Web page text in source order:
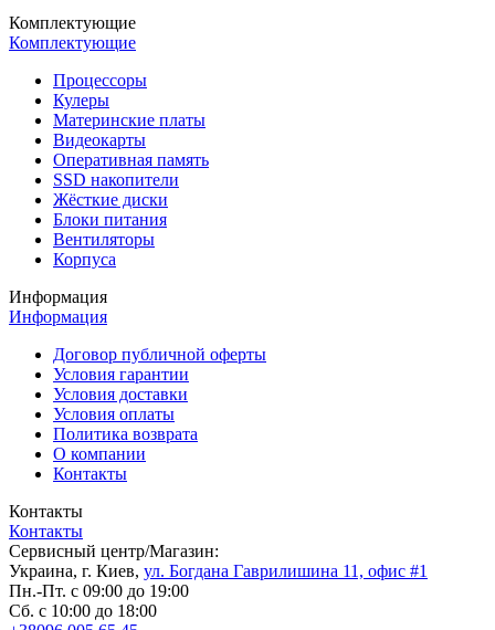
Комплектующие
Комплектующие
Процессоры
Кулеры
Материнские платы
Видеокарты
Оперативная память
SSD накопители
Жёсткие диски
Блоки питания
Вентиляторы
Корпуса
Информация
Информация
Договор публичной оферты
Условия гарантии
Условия доставки
Условия оплаты
Политика возврата
О компании
Контакты
Контакты
Контакты
Сервисный центр/Магазин:
Украина, г. Киев, ул. Богдана Гаврилишина 11, офис #1
Пн.-Пт. с 09:00 до 19:00
Сб. с 10:00 до 18:00